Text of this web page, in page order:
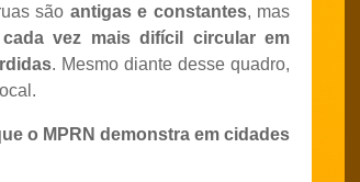
são antigas e constantes, mas
vez mais difícil circular em
. Mesmo diante desse quadro,
o MPRN demonstra em cidades